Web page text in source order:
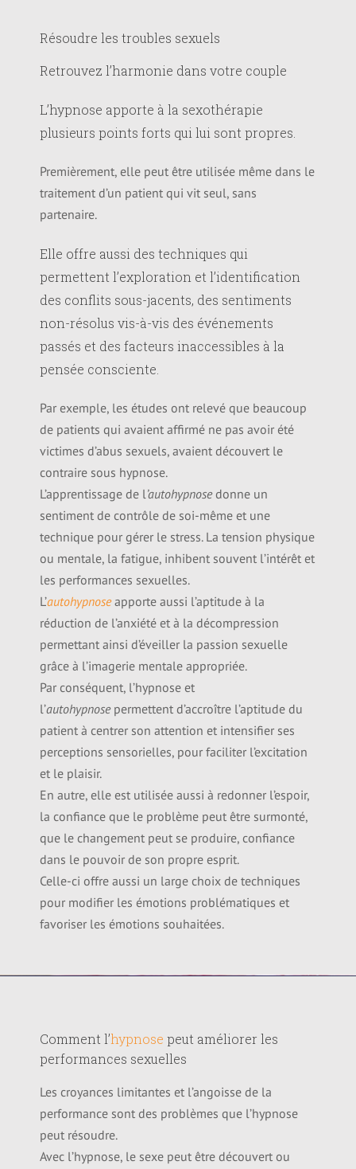
Résoudre les troubles sexuels
Retrouvez l’harmonie dans votre couple
L’hypnose apporte à la sexothérapie
plusieurs points forts qui lui sont propres.
Premièrement, elle peut être utilisée même dans le
traitement d’un patient qui vit seul, sans
partenaire.
Elle offre aussi des techniques qui
permettent l’exploration et l’identification
des conflits sous-jacents, des sentiments
non-résolus vis-à-vis des événements
passés et des facteurs inaccessibles à la
pensée consciente.
Par exemple, les études ont relevé que beaucoup
de patients qui avaient affirmé ne pas avoir été
victimes d’abus sexuels, avaient découvert le
contraire sous hypnose.
L’apprentissage de l’autohypnosedonne un
sentiment de contrôle de soi-même et une
technique pour gérer le stress. La tension physique
ou mentale, la fatigue, inhibent souvent l’intérêt et
les performances sexuelles.
L’autohypnoseapporte aussi l’aptitude à la
réduction de l’anxiété et à la décompression
permettant ainsi d’éveiller la passion sexuelle
grâce à l’imagerie mentale appropriée.
Par conséquent, l’hypnose et
l’autohypnose permettent d’accroître l’aptitude du
patient à centrer son attention et intensifier ses
perceptions sensorielles, pour faciliter l’excitation
et le plaisir.
En autre, elle est utilisée aussi à redonner l’espoir,
la confiance que le problème peut être surmonté,
que le changement peut se produire, confiance
dans le pouvoir de son propre esprit.
Celle-ci offre aussi un large choix de techniques
pour modifier les émotions problématiques et
favoriser les émotions souhaitées.
Comment l’hypnose peut améliorer les
performances sexuelles
Les croyances limitantes et l’angoisse de la
performance sont des problèmes que l’hypnose
peut résoudre.
Avec l’hypnose, le sexe peut être découvert ou